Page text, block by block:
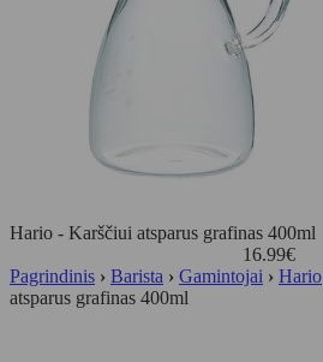
Hario - Karščiui atsparus grafinas 400ml
16.99€
Pagrindinis › Barista › Gamintojai › Hario
atsparus grafinas 400ml